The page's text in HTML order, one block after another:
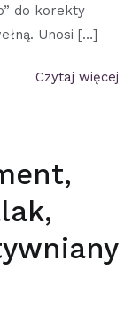
do korekty
Unosi […]
Czytaj więcej